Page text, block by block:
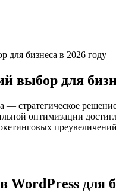
бизнеса в 2026 году
для
стратегическое
оптимизации
WordPress для